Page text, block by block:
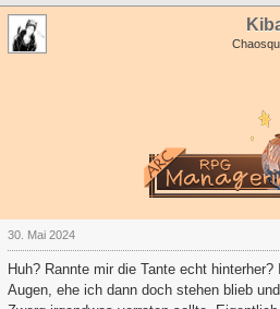
30. Mai 2024
Huh? Rannte mir die Tante echt
Augen, ehe ich dann doch stehen blieb